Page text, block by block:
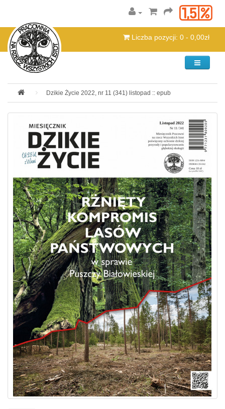
Liczba pozycji: 0 - 0,00zł
Kategorie
Dzikie Życie 2022, nr 11 (341) listopad :: epub